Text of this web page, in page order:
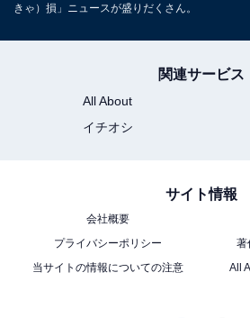
きゃ）損」ニュースが盛りだくさん。
関連サービス
All About
イチオシ
サイト情報
会社概要
プライバシーポリシー
著
当サイトの情報についての注意
All